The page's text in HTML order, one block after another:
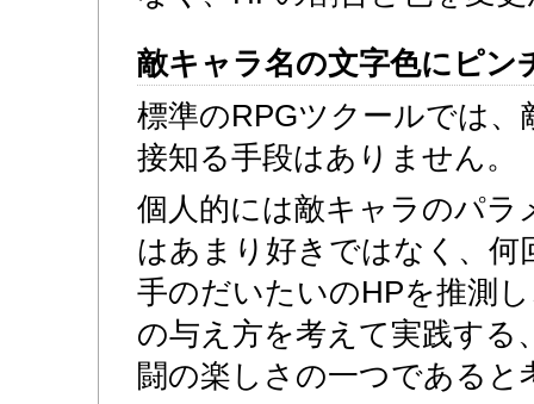
敵キャラ名の文字色にピン
標準のRPGツクールでは
接知る手段はありません。
個人的には敵キャラのパラ
はあまり好きではなく、何
手のだいたいのHPを推測
の与え方を考えて実践する
闘の楽しさの一つであると